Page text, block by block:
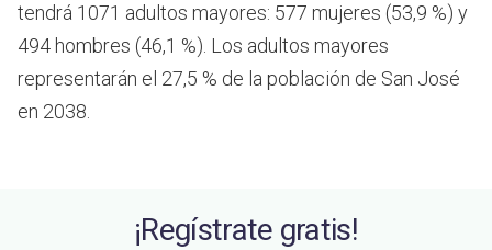
tendrá 1071 adultos mayores: 577 mujeres (53,9 %) y
494 hombres (46,1 %). Los adultos mayores
representarán el 27,5 % de la población de San José
en 2038.
¡Regístrate gratis!